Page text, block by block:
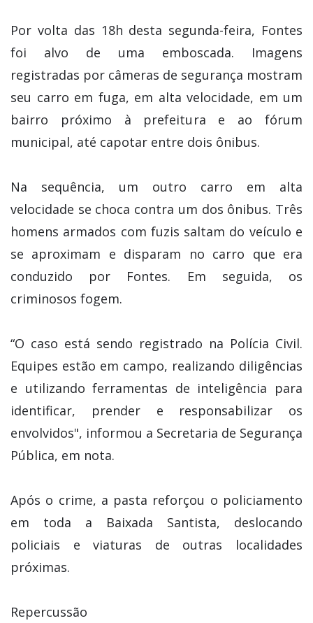
Por volta das 18h desta segunda-feira, Fontes
foi alvo de uma emboscada. Imagens
registradas por câmeras de segurança mostram
seu carro em fuga, em alta velocidade, em um
bairro próximo à prefeitura e ao fórum
municipal, até capotar entre dois ônibus.
Na sequência, um outro carro em alta
velocidade se choca contra um dos ônibus. Três
homens armados com fuzis saltam do veículo e
se aproximam e disparam no carro que era
conduzido por Fontes. Em seguida, os
criminosos fogem.
“O caso está sendo registrado na Polícia Civil.
Equipes estão em campo, realizando diligências
e utilizando ferramentas de inteligência para
identificar, prender e responsabilizar os
envolvidos", informou a Secretaria de Segurança
Pública, em nota.
Após o crime, a pasta reforçou o policiamento
em toda a Baixada Santista, deslocando
policiais e viaturas de outras localidades
próximas.
Repercussão